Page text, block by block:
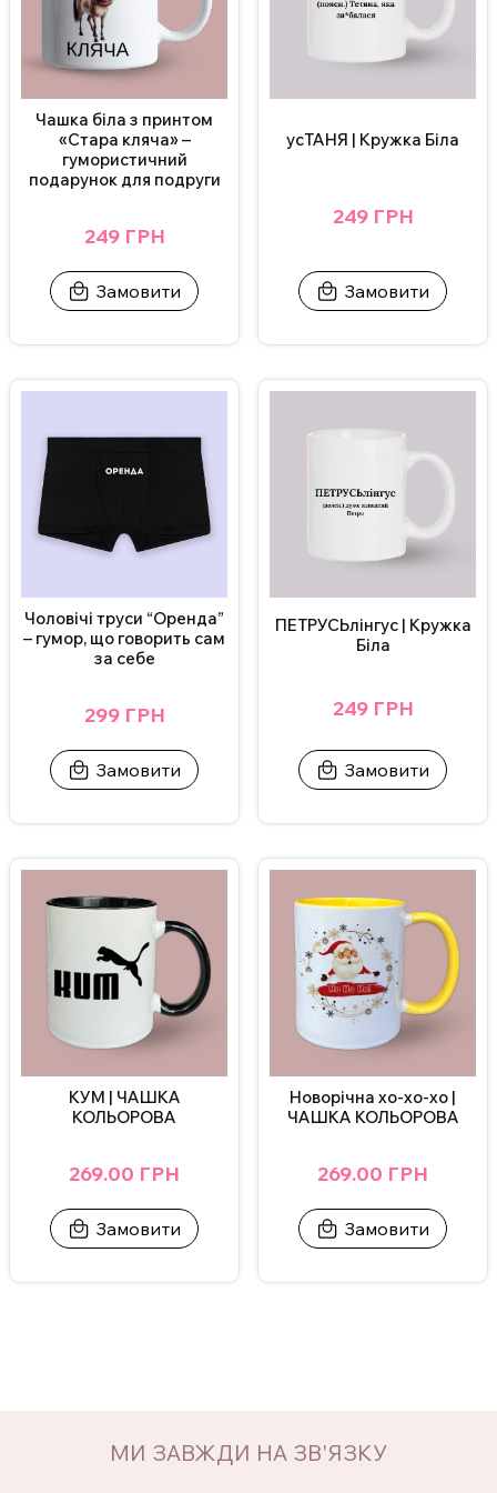
Чашка біла з принтом
«Стара кляча» –
гумористичний
подарунок для подруги
249 ГРН
Замовити
усТАНЯ | Кружка Біла
249 ГРН
Замовити
Чоловічі труси “Оренда”
– гумор, що говорить сам
за себе
299 ГРН
Замовити
ПЕТРУСЬлінгус | Кружка
Біла
249 ГРН
Замовити
КУМ | ЧАШКА
КОЛЬОРОВА
269.00 ГРН
Замовити
Новорічна хо-хо-хо |
ЧАШКА КОЛЬОРОВА
269.00 ГРН
Замовити
МИ ЗАВЖДИ НА ЗВ'ЯЗКУ